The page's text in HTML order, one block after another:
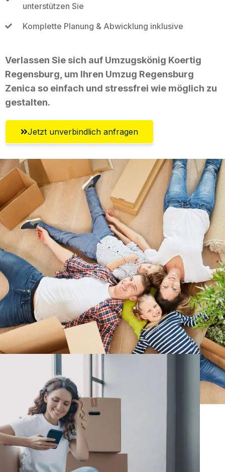
unterstützen Sie
Komplette Planung & Abwicklung inklusive
Verlassen Sie sich auf Umzugskönig Koertig
Regensburg, um Ihren Umzug Regensburg
Zenica so einfach und stressfrei wie möglich zu
gestalten.
Jetzt unverbindlich anfragen